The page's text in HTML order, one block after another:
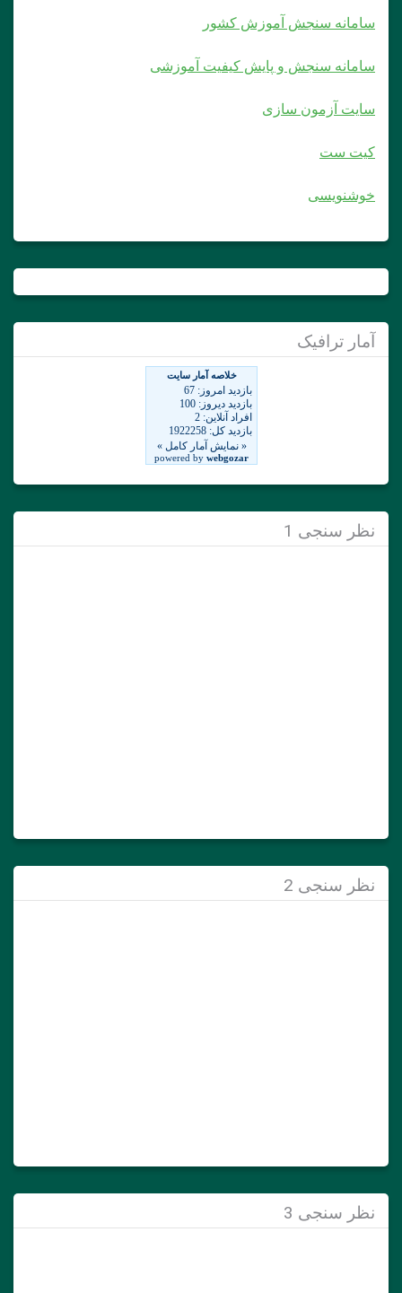
سامانه سنجش آموزش کشور
سامانه سنجش و پایش کیفیت آموزشی
سایت آزمون سازی
کیت ست
خوشنویسی
آمار ترافیک
نظر سنجی 1
نظر سنجی 2
نظر سنجی 3